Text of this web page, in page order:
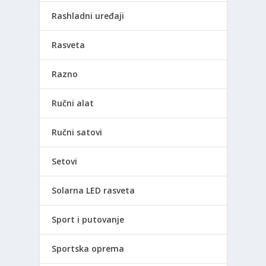
Rashladni uređaji
Rasveta
Razno
Ručni alat
Ručni satovi
Setovi
Solarna LED rasveta
Sport i putovanje
Sportska oprema